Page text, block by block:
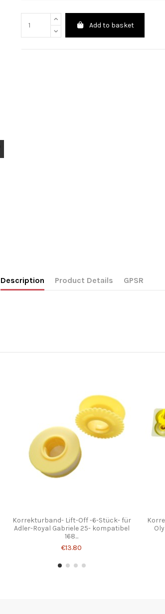
Add to basket
Description Product Details GPSR
Korrekturband- Lift-Off -6-Stück- für
Adler-Royal Gabriele 25- kompatibel
168...
€13.80